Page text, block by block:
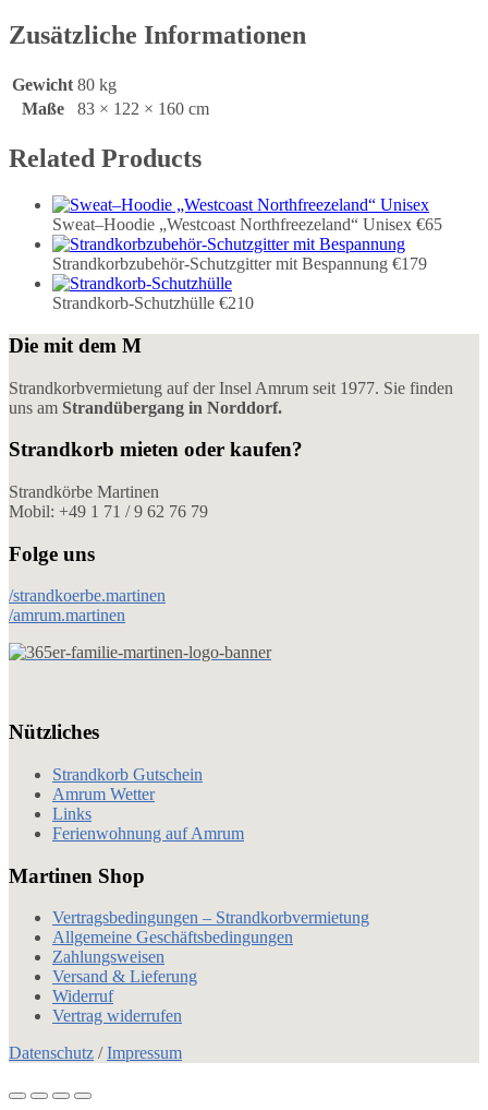
Zusätzliche Informationen
Gewicht 80 kg
Maße
83 × 122 × 160 cm
Related Products
Sweat–Hoodie „Westcoast Northfreezeland“ Unisex €65
Strandkorbzubehör-Schutzgitter mit Bespannung €179
Strandkorb-Schutzhülle €210
Die mit dem M
Strandkorbvermietung auf der Insel Amrum seit 1977. Sie finden
uns am Strandübergang in Norddorf.
Strandkorb mieten oder kaufen?
Strandkörbe Martinen
Mobil: +49 1 71 / 9 62 76 79
Folge uns
/strandkoerbe.martinen
/amrum.martinen
Nützliches
Strandkorb Gutschein
Amrum Wetter
Links
Ferienwohnung auf Amrum
Martinen Shop
Vertragsbedingungen – Strandkorbvermietung
Allgemeine Geschäftsbedingungen
Zahlungsweisen
Versand & Lieferung
Widerruf
Vertrag widerrufen
Datenschutz /Impressum